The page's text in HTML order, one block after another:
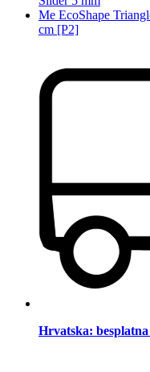
Me EcoShape
cm [P2]
Hrvatska: